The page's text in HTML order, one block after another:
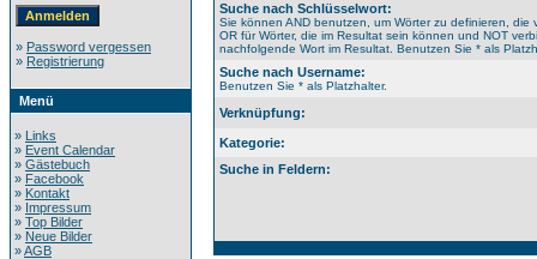
» Password vergessen
» Registrierung
Menü
» Links
» Event Calendar
» Gästebuch
» Facebook
» Kontakt
» Impressum
» Top Bilder
» Neue Bilder
»AGB
Suche nach Schlüsselwort:
Sie können AND benutzen, um Wörter zu definieren, die
OR für Wörter, die im Resultat sein können und NOT
nachfolgende Wort im Resultat. Benutzen Sie * als
Suche nach Username:
Benutzen Sie * als Platzhalter.
Verknüpfung:
Kategorie:
Suche in Feldern: